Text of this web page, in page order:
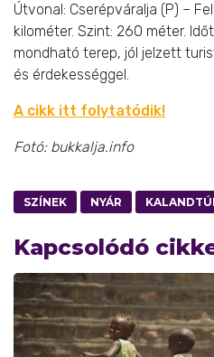
Útvonal: Cserépváralja (P) –
kilométer. Szint: 260 méter.
mondható terep, jól jelzett
és érdekességgel.
A cikk itt folytatódik!
Fotó: bukkalja.info
SZÍNEK NYÁR
Kapcsolódó